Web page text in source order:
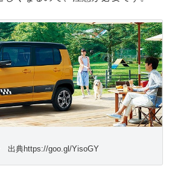
出典https://goo.gl/YisoGY